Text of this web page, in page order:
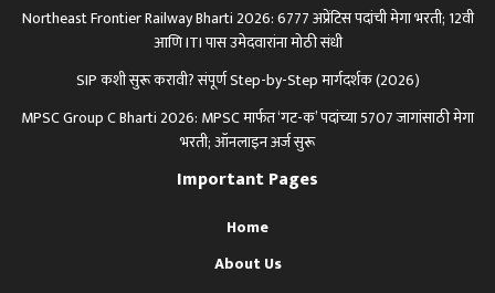
Northeast Frontier Railway Bharti 2026: 6777 अप्रेंटिस पदांची मेगा भरती; 12वी
आणि ITI पास उमेदवारांना मोठी संधी
SIP कशी सुरू करावी? संपूर्ण Step-by-Step मार्गदर्शक (2026)
MPSC Group C Bharti 2026: MPSC मार्फत ‘गट-क’ पदांच्या 5707 जागांसाठी मेगा
भरती; ऑनलाइन अर्ज सुरू
Important Pages
Home
About Us